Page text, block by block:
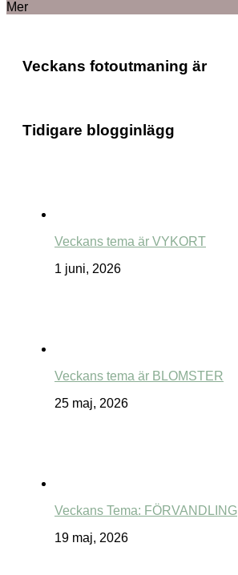
Mer
Veckans fotoutmaning är
Tidigare blogginlägg
Veckans tema är VYKORT
1 juni, 2026
Veckans tema är BLOMSTER
25 maj, 2026
Veckans Tema: FÖRVANDLING
19 maj, 2026